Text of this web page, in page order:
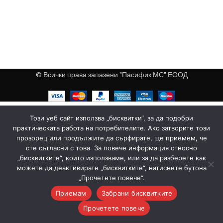
© Всички права запазени "Пасифик МС" ЕООД
Този уеб сайт използва „бисквитки“, за да подобри
практическата работа на потребителите. Ако затворите този
прозорец или продължите да сърфирате, ще приемем, че
сте съгласни с това. За повече информация относно
„бисквитките“, които използваме, или за да разберете как
можете да деактивирате „бисквитките“, натиснете бутона
„Прочетете повече“.
Приемам
Забрани бисквитките
Прочетете повече